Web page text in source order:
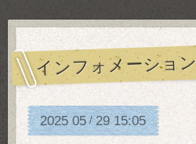
インフォメーション
2025 05/29 15:05